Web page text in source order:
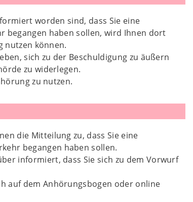
worden sind, dass Sie eine
begangen haben sollen, wird Ihnen dort
nutzen können.
sich zu der Beschuldigung zu äußern
zu widerlegen.
zu nutzen.
die Mitteilung zu, dass Sie eine
begangen haben sollen.
informiert, dass Sie sich zu dem Vorwurf
auf dem Anhörungsbogen oder online